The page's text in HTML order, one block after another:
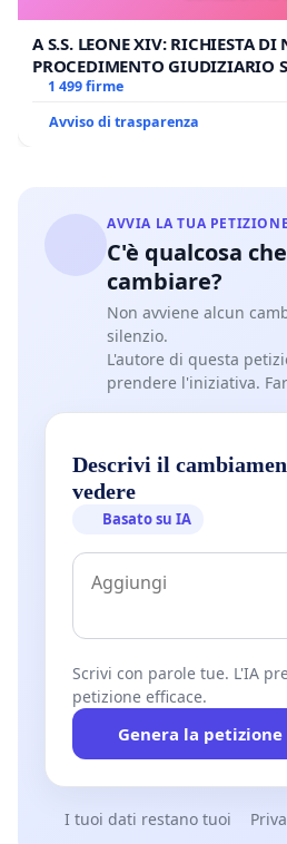
A S.S. LEONE XIV: RICHIESTA DI
PROCEDIMENTO GIUDIZIARIO
BENEDETTO XVI
1 499 firme
Avviso di trasparenza
AVVIA LA TUA PETIZIONE
C'è qualcosa
cambiare?
Non avviene alcun
silenzio.
L'autore di questa
prendere l'iniziativa.
Descrivi il
vedere
Basato su IA
Scrivi con parole tue. L'IA
petizione efficace.
Genera la petizione
I tuoi dati restano tuoi